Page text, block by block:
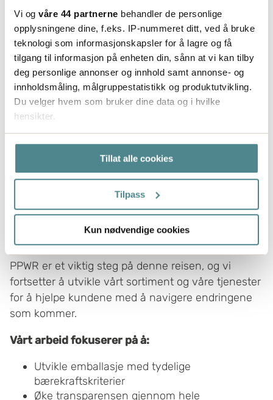
Vi og våre 44 partnerne behandler de personlige
opplysningene dine, f.eks. IP-nummeret ditt, ved å bruke
teknologi som informasjonskapsler for å lagre og få
tilgang til informasjon på enheten din, sånn at vi kan tilby
deg personlige annonser og innhold samt annonse- og
innholdsmåling, målgruppestatistikk og produktutvikling.
Du velger hvem som bruker dine data og i hvilke
hensikter.
Hvis du gir oss lov, vil vi også gjerne:
Innhente informasjon om den geografiske
beliggenheten din, som kan være nøyaktig innenfor
Identifisere enheten din ved å aktivt skanne den
kan du lese om hvordan dine personlige
data behandles og hvordan du kan velge hvordan de skal
brukes. Du kan hele tiden endre eller trekke tilbake ditt
samtykke fra erklæringen om informasjonskapsler.
Boxon benytter cookies for å optimalisere nettstedet og
nettstedet vårt, gir du ditt samtykke til å bruke cookies.
på "Tilpass".
Tillat alle cookies
Tilpass
Kun nødvendige cookies
etablerte innsamlings- og resirkuleringssystemer.
Virksomheter bør allerede nå gjennomgå
materialvalg, emballasjedesign, resirkulerbarhet,
sporbarhet i forsyningskjeden og
dokumentasjonsprosesser for å være forberedt på
fremtidige krav.
Så förbereder vi oss på Boxon
I flere år har vi arbeidet målrettet med
overgangen til mer sirkulære
emballasjeløsninger og kommende EU-krav.
PPWR er et viktig steg på denne reisen, og vi
fortsetter å utvikle vårt sortiment og våre tjenester
for å hjelpe kundene med å navigere endringene
som kommer.
Vårt arbeid fokuserer på å:
Utvikle emballasje med tydelige
bærekraftskriterier
Øke transparensen gjennom hele